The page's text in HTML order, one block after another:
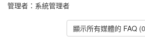
管理者： 系統管理者
顯示所有媒體的 FAQ